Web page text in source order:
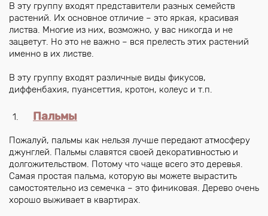
В эту группу входят представители разных семейств
растений. Их основное отличие – это яркая, красивая
листва. Многие из них, возможно, у вас никогда и не
зацветут. Но это не важно – вся прелесть этих растений
именно в их листве.
В эту группу входят различные виды фикусов,
диффенбахия, пуансеттия, кротон, колеус и т.п.
Пальмы
Пожалуй, пальмы как нельзя лучше передают атмосферу
джунглей. Пальмы славятся своей декоративностью и
долгожительством. Потому что чаще всего это деревья.
Самая простая пальма, которую вы можете вырастить
самостоятельно из семечка – это финиковая. Дерево очень
хорошо выживает в квартирах.